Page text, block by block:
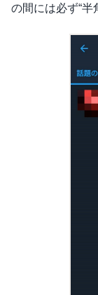
の間には必ず“半